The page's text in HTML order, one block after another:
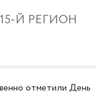
15-Й РЕГИОН
отметили День